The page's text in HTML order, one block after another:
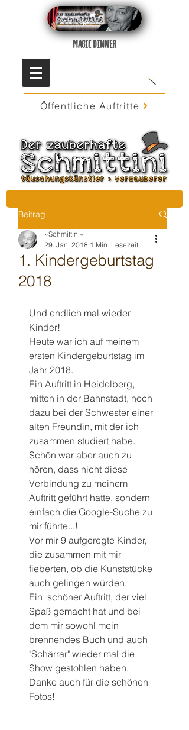
MAGIC DINNER
Öffentliche Auftritte
Beitrag
1. Kindergeburtstag
2018
»Schmittini«
29. Jan. 2018 1 Min. Lesezeit
Und endlich mal wieder
Kinder!
Heute war ich auf meinem
ersten Kindergeburtstag im
Jahr 2018.
Ein Auftritt in Heidelberg,
mitten in der Bahnstadt, noch
dazu bei der Schwester einer
alten Freundin, mit der ich
zusammen studiert habe.
Schön war aber auch zu
hören, dass nicht diese
Verbindung zu meinem
Auftritt geführt hatte, sondern
einfach die Google-Suche zu
mir führte...!
Vor mir 9 aufgeregte Kinder,
die zusammen mit mir
fieberten, ob die Kunststücke
auch gelingen würden.
Ein  schöner Auftritt, der viel
Spaß gemacht hat und bei
dem mir sowohl mein
brennendes Buch und auch
"Schärrar" wieder mal die
Show gestohlen haben.
Danke auch für die schönen
Fotos!